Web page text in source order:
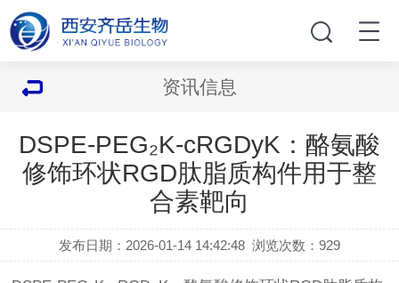
资讯信息
DSPE-PEG₂K-cRGDyK：酪氨酸
修饰环状RGD肽脂质构件用于整
合素靶向
发布日期：2026-01-14 14:42:48 浏览次数：929